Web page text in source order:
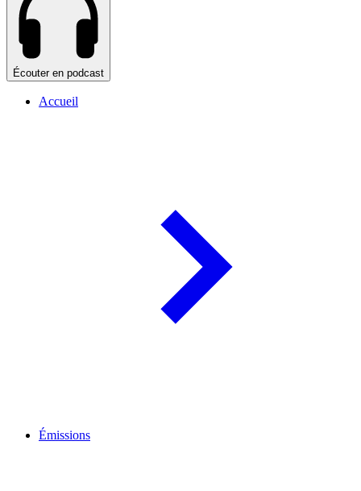
Écouter en podcast
Accueil
Émissions